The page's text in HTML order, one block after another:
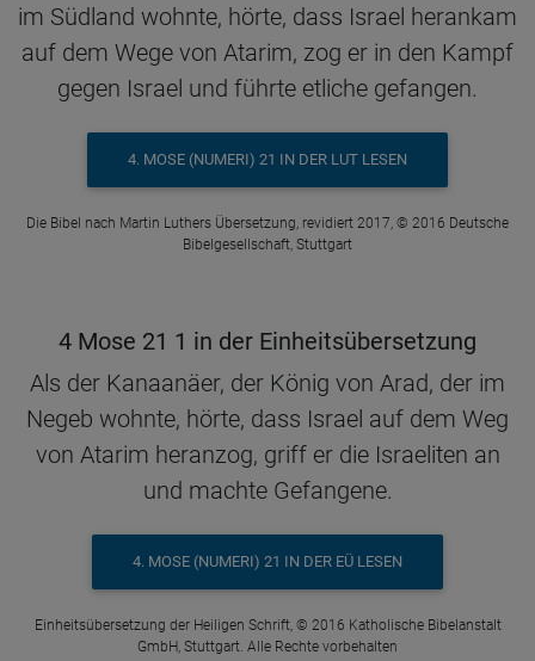
im Südland wohnte, hörte, dass Israel herankam
auf dem Wege von Atarim, zog er in den Kampf
gegen Israel und führte etliche gefangen.
4. MOSE (NUMERI) 21 IN DER LUT LESEN
Die Bibel nach Martin Luthers Übersetzung, revidiert 2017, © 2016 Deutsche
Bibelgesellschaft, Stuttgart
4 Mose 21 1 in der Einheitsübersetzung
Als der Kanaanäer, der König von Arad, der im
Negeb wohnte, hörte, dass Israel auf dem Weg
von Atarim heranzog, griff er die Israeliten an
und machte Gefangene.
4. MOSE (NUMERI) 21 IN DER EÜ LESEN
Einheitsübersetzung der Heiligen Schrift, © 2016 Katholische Bibelanstalt
GmbH, Stuttgart. Alle Rechte vorbehalten